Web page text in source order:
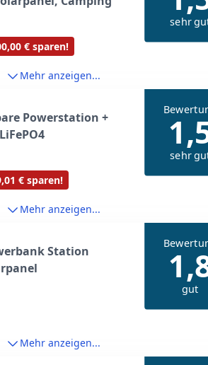
€ sparen!
sehr
Mehr anzeigen...
Powerstation +
€ sparen!
sehr
Mehr anzeigen...
Station
gut
Mehr anzeigen...